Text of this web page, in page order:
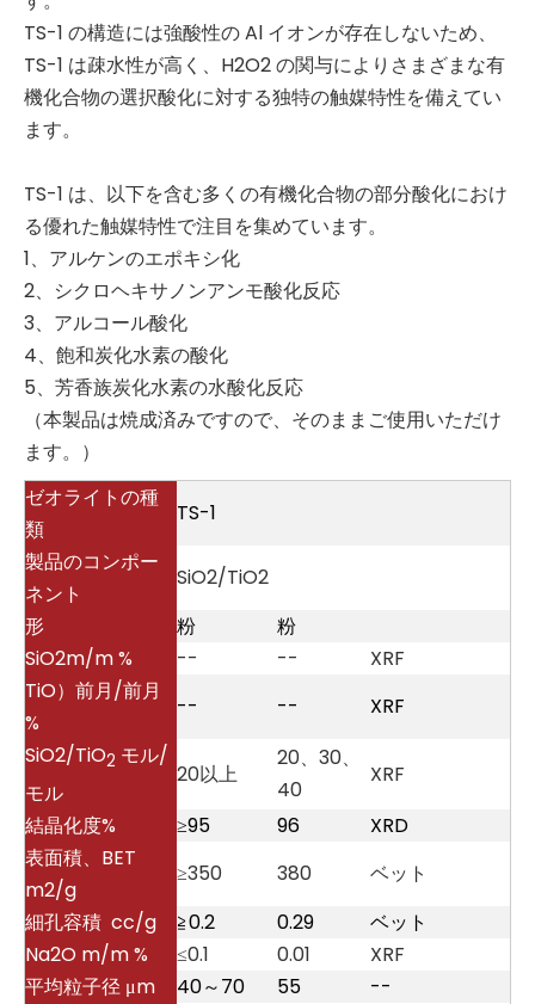
TS-1 の構造には強酸性の Al イオンが存在しないため、
TS-1 は疎水性が高く、H2O2 の関与によりさまざまな有
機化合物の選択酸化に対する独特の触媒特性を備えてい
ます。
TS-1 は、以下を含む多くの有機化合物の部分酸化におけ
る優れた触媒特性で注目を集めています。
1、アルケンのエポキシ化
2、シクロヘキサノンアンモ酸化反応
3、アルコール酸化
4、飽和炭化水素の酸化
5、芳香族炭化水素の水酸化反応
（本製品は焼成済みですので、そのままご使用いただけ
ます。）
ゼオライトの種
類
TS-1
製品のコンポー
ネント
SiO2/TiO2
形
粉
粉
SiO2m/m %
-- --
XRF
TiO）前月/前月
%
-- --
XRF
SiO2/TiO2 モル/
モル
20以上
20、30、
40
XRF
結晶化度%
≥95 96
XRD
表面積、BET
m2/g
≥350 380
ベット
細孔容積 cc/g
≧0.2 0.29
ベット
Na2O m/m %
≤0.1 0.01
XRF
平均粒子径 μm
40～70 55
--